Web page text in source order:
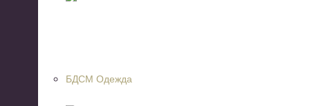
БДСМ Одежда